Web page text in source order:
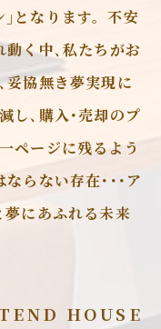
となります。不安
く中､私たちがお
妥協無き夢実現に
し､購入･売却のプ
ページに残るよう
らない存在･･･ア
夢にあふれる未来
HOUSE